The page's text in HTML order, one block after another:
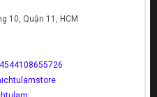
10, Quận 11, HCM